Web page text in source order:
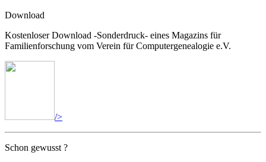
Download
Kostenloser Download -Sonderdruck- eines Magazins für
Familienforschung vom Verein für Computergenealogie e.V.
/>
Schon gewusst ?